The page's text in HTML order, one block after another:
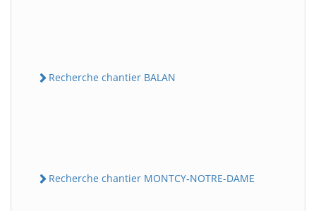
Recherche chantier BALAN
Recherche chantier MONTCY-NOTRE-DAME